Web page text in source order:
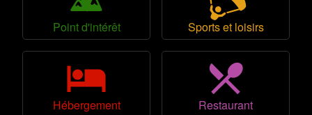
Point d'intérêt Sports et loisirs
Hébergement Restaurant